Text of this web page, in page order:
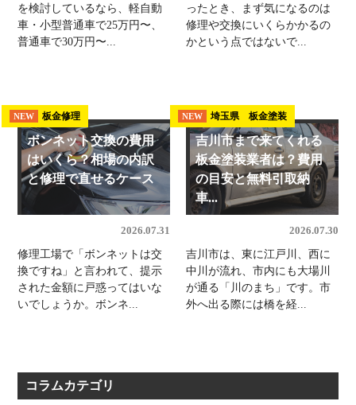
を検討しているなら、軽自動
車・小型普通車で25万円〜、
普通車で30万円〜...
ったとき、まず気になるのは
修理や交換にいくらかかるの
かという点ではないで...
NEW 板金修理
ボンネット交換の費用
はいくら？相場の内訳
と修理で直せるケース
2026.07.31
修理工場で「ボンネットは交
換ですね」と言われて、提示
された金額に戸惑ってはいな
いでしょうか。ボンネ...
NEW 埼玉県 板金塗装
吉川市まで来てくれる
板金塗装業者は？費用
の目安と無料引取納
車...
2026.07.30
吉川市は、東に江戸川、西に
中川が流れ、市内にも大場川
が通る「川のまち」です。市
外へ出る際には橋を経...
コラムカテゴリ